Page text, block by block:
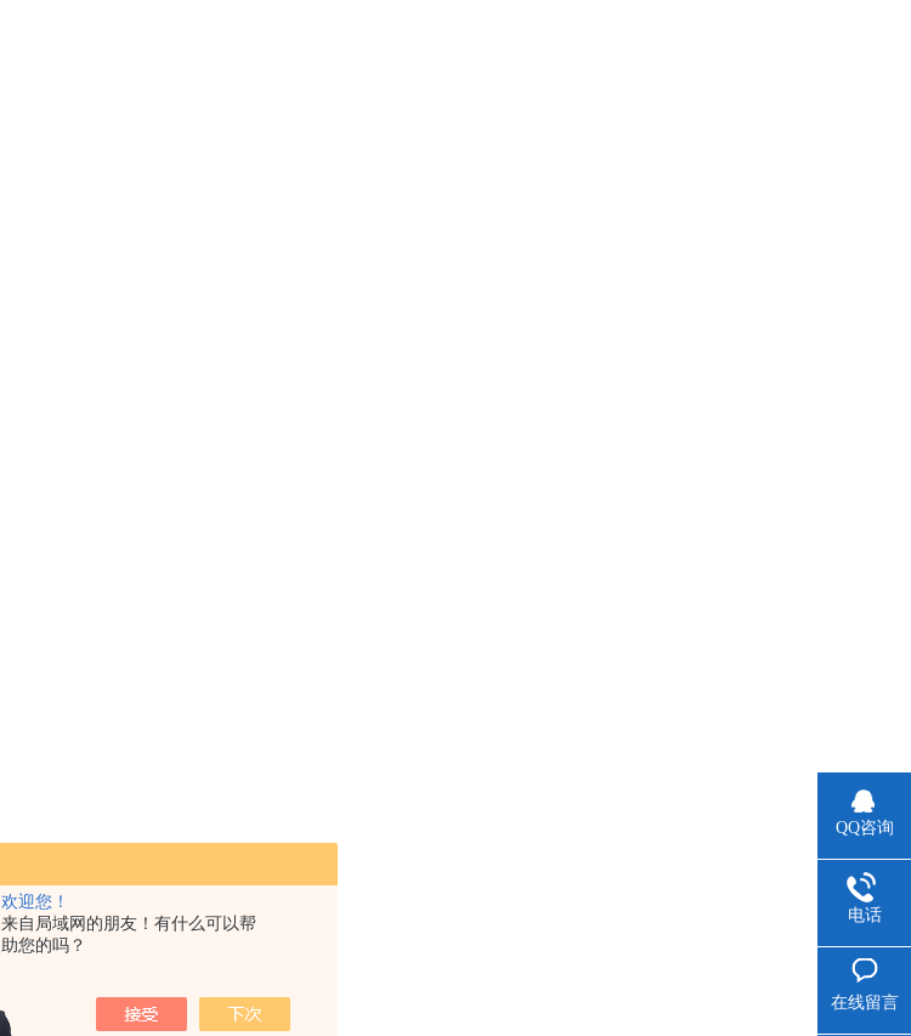
欢迎您！
来自局域网的朋友！有什么可以帮
助您的吗？
QQ咨询
电话
在线留言